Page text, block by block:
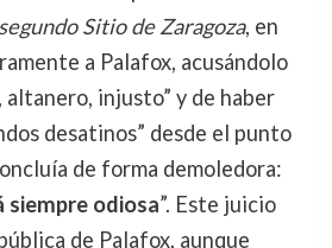
Sitio de Zaragoza, en
a Palafox, acusándolo
altanero, injusto” y de haber
desatinos” desde el punto
de forma demoledora:
siempre odiosa”. Este juicio
de Palafox, aunque